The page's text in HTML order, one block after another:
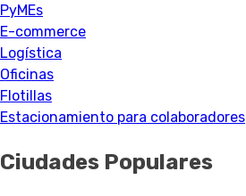
PyMEs
E-commerce
Logística
Oficinas
Flotillas
Estacionamiento para colaboradores
Ciudades Populares